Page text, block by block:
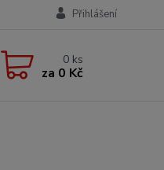
Přihlášení
0 ks
za 0 Kč